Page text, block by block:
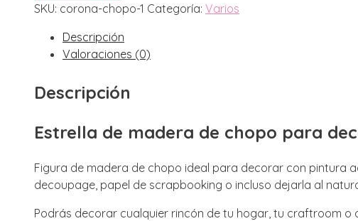
SKU: corona-chopo-1 Categoría: Varios
Descripción
Valoraciones (0)
Descripción
Estrella de madera de chopo para
Figura de madera de chopo ideal para decorar con pintura
decoupage, papel de scrapbooking o incluso dejarla al
Podrás decorar cualquier rincón de tu hogar, tu craftroom